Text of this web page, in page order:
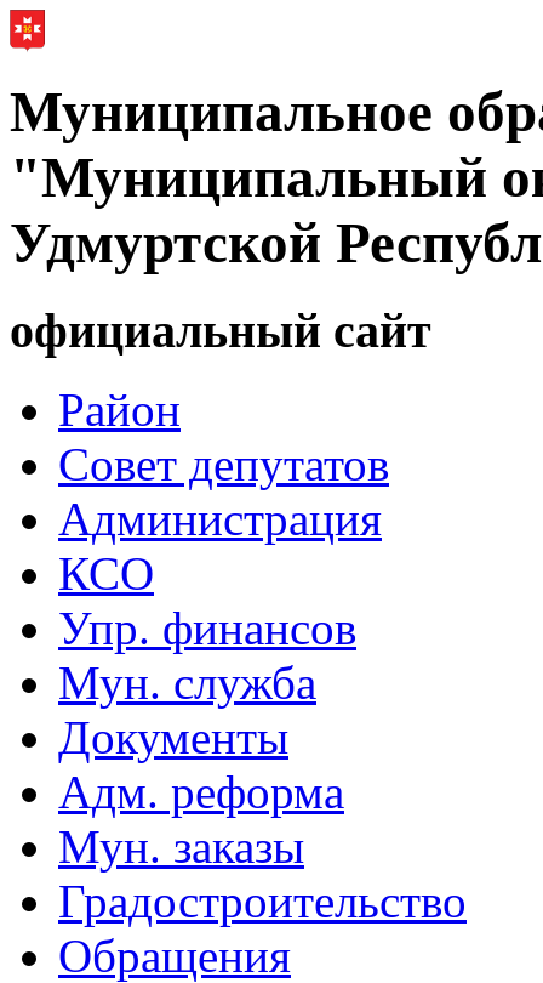
Муниципальное
"Муниципальный
Удмуртской
официальный сайт
Район
Совет депутатов
Администрация
КСО
Упр. финансов
Мун. служба
Документы
Адм. реформа
Мун. заказы
Градостроительство
Обращения